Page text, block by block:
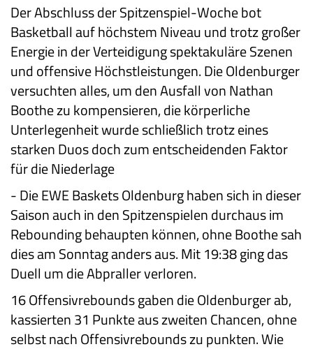
Der Abschluss der Spitzenspiel-Woche bot
Basketball auf höchstem Niveau und trotz großer
Energie in der Verteidigung spektakuläre Szenen
und offensive Höchstleistungen. Die Oldenburger
versuchten alles, um den Ausfall von Nathan
Boothe zu kompensieren, die körperliche
Unterlegenheit wurde schließlich trotz eines
starken Duos doch zum entscheidenden Faktor
für die Niederlage
-Die EWE Baskets Oldenburg haben sich in dieser
Saison auch in den Spitzenspielen durchaus im
Rebounding behaupten können, ohne Boothe sah
dies am Sonntag anders aus. Mit 19:38 ging das
Duell um die Abpraller verloren.
16 Offensivrebounds gaben die Oldenburger ab,
kassierten 31 Punkte aus zweiten Chancen, ohne
selbst nach Offensivrebounds zu punkten. Wie